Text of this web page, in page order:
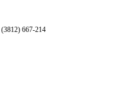
667-214